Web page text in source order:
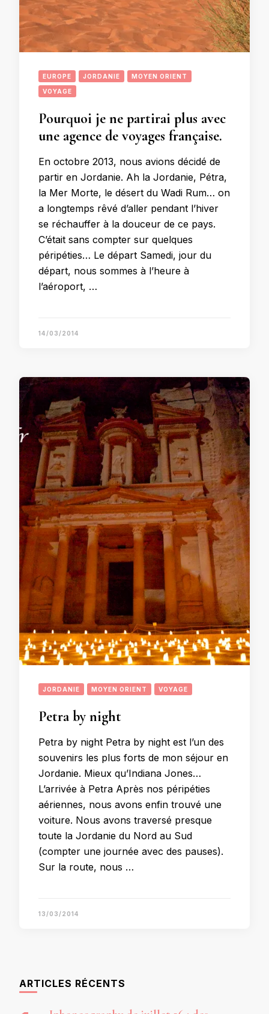
EUROPE JORDANIE MOYEN ORIENT
VOYAGE
Pourquoi je ne partirai plus avec
une agence de voyages française.
En octobre 2013, nous avions décidé de
partir en Jordanie. Ah la Jordanie, Pétra,
la Mer Morte, le désert du Wadi Rum… on
a longtemps rêvé d’aller pendant l’hiver
se réchauffer à la douceur de ce pays.
C’était sans compter sur quelques
péripéties… Le départ Samedi, jour du
départ, nous sommes à l’heure à
l’aéroport, …
14/03/2014
JORDANIE MOYEN ORIENT VOYAGE
Petra by night
Petra by night Petra by night est l’un des
souvenirs les plus forts de mon séjour en
Jordanie. Mieux qu’Indiana Jones…
L’arrivée à Petra Après nos péripéties
aériennes, nous avons enfin trouvé une
voiture. Nous avons traversé presque
toute la Jordanie du Nord au Sud
(compter une journée avec des pauses).
Sur la route, nous …
13/03/2014
ARTICLES RÉCENTS